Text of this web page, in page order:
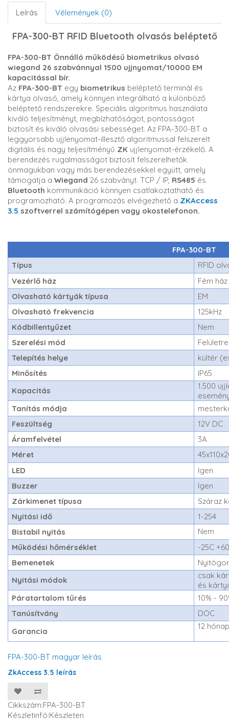
Leírás Vélemények (0)
FPA-300-BT RFID Bluetooth olvasós beléptető
FPA-300-BT Önnálló működésű biometrikus olvasó
wiegand 26 szabvánnyal 1500 ujjnyomat/10000 EM
kapacitással bír.
Az FPA-300-BT egy biometrikus beléptető terminál és
kártya olvasó, amely könnyen integrálható a különböző
beléptető rendszerekre. Speciális algoritmus használata
kiváló teljesítményt, megbízhatóságot, pontosságot
biztosít és kiváló olvasási sebességet. Az FPA-300-BT a
leggyorsabb ujjlenyomat-illesztő algoritmussal felszerelt
digitális és nagy teljesítményű ZK ujjlenyomat-érzékelő. A
berendezés rugalmasságot biztosít felszerelhetők
önmagukban vagy más berendezésekkel együtt, amely
támogatja a Wiegand 26 szabványt. TCP / IP, RS485 és
Bluetooth kommunikáció könnyen csatlakoztatható és
programozható. A programozás elvégezhető a ZKAccess
3.5 szoftverrel számítógépen vagy okostelefonon.
FPA-300-BT
Típus
RFID
Vezérlő ház
Fém ház
Olvasható kártyák típusa
EM
Olvasható frekvencia
125kHz
Kódbillentyűzet
Nem
Szerelési mód
Telepítés helye
kültér
Minősítés
IP65
Kapacitás
1.500
Tanítás módja
Feszültség
12V DC
Áramfelvétel
3A
Méret
LED
Igen
Buzzer
Igen
Zárkimenet típusa
Száraz
Nyitási idő
1-254
Bistabil nyitás
Nem
Működési hőmérséklet
-25C
Bemenetek
Nyitási módok
csak
és
Páratartalom tűrés
10% -
Tanúsítvány
DOC
Garancia
12
FPA-300-BT magyar leírás
ZkAccess 3.5 leírás
Cikkszám:FPA-300-BT
Készletinfó:Készleten